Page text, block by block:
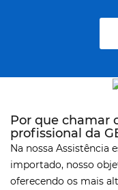
Por que chamar
profissional da
Na nossa Assistência
importado, nosso
oferecendo os mais